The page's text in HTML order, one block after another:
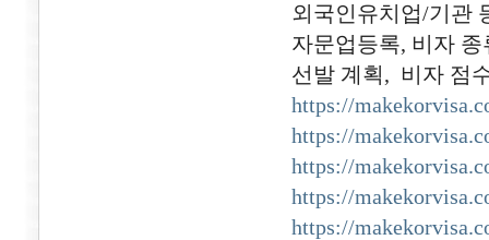
외국인유치업/기관
자문업등록, 비자
선발 계획, 비자 점
https://
https://
https://
https://
https://